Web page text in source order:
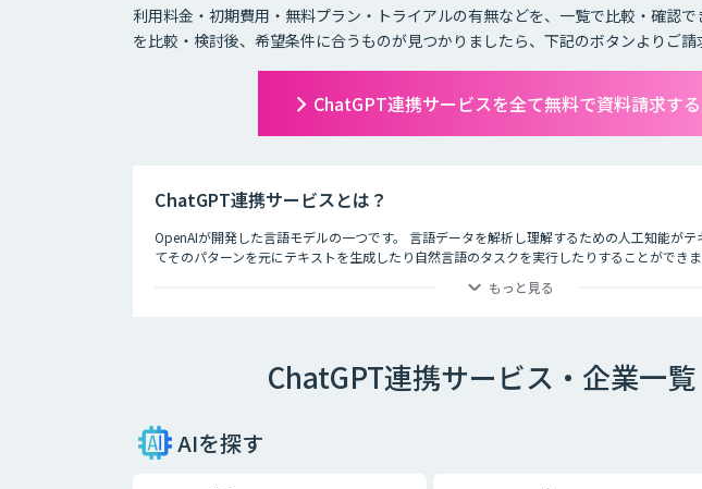
利用料金・初期費用・無料プラン・トライアルの有無などを、一覧で比較・確認
を比較・検討後、希望条件に合うものが見つかりましたら、下記のボタンよりご請
ChatGPT連携サービスを全て無料で資料請求する
ChatGPT連携サービスとは？
OpenAIが開発した言語モデルの一つです。 言語データを解析し理解するための人工知能がテ
てそのパターンを元にテキストを生成したり自然言語のタスクを実行したりすることができ
もっと見る
ChatGPT連携サービス・企業一覧
AIを探す